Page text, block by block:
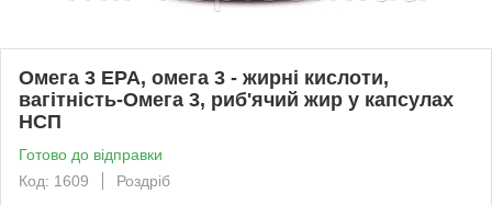
Омега 3 EPA, омега 3 - жирні кислоти,
вагітність-Омега 3, риб'ячий жир у капсулах
НСП
Готово до відправки
Код: 1609
Роздріб